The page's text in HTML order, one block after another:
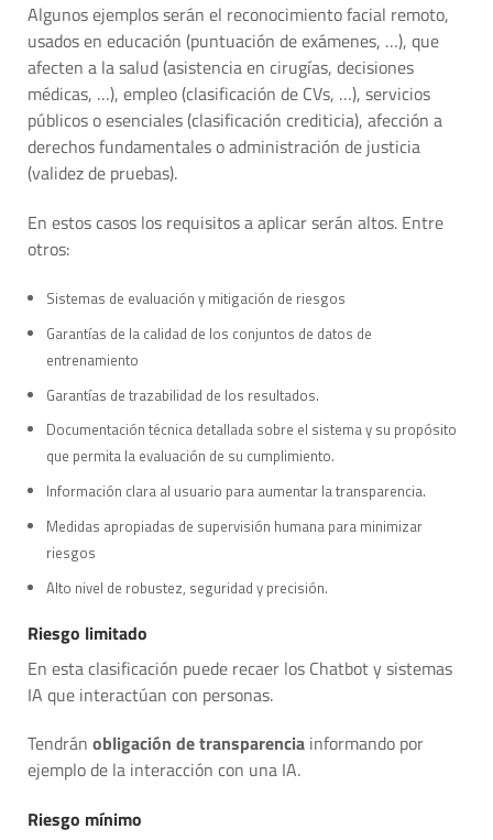
Algunos ejemplos serán el reconocimiento facial remoto,
usados en educación (puntuación de exámenes, …), que
afecten a la salud (asistencia en cirugías, decisiones
médicas, …), empleo (clasificación de CVs, …), servicios
públicos o esenciales (clasificación crediticia), afección a
derechos fundamentales o administración de justicia
(validez de pruebas).
En estos casos los requisitos a aplicar serán altos. Entre
otros:
Sistemas de evaluación y mitigación de riesgos
Garantías de la calidad de los conjuntos de datos de
entrenamiento
Garantías de trazabilidad de los resultados.
Documentación técnica detallada sobre el sistema y su propósito
que permita la evaluación de su cumplimiento.
Información clara al usuario para aumentar la transparencia.
Medidas apropiadas de supervisión humana para minimizar
riesgos
Alto nivel de robustez, seguridad y precisión.
Riesgo limitado
En esta clasificación puede recaer los Chatbot y sistemas
IA que interactúan con personas.
Tendrán obligación de transparencia informando por
ejemplo de la interacción con una IA.
Riesgo mínimo